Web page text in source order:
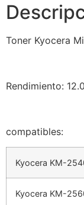
Toner Kyocera
Rendimiento:
compatibles:
Kyocera KM-
Kyocera KM-